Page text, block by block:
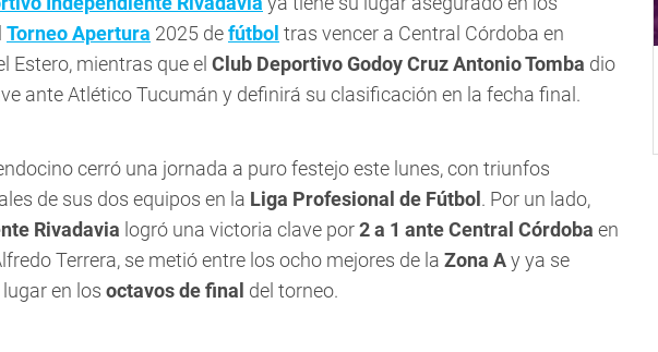
Torneo Apertura 2025 defútbol tras vencer a Central Córdoba en
Estero, mientras que el Club Deportivo Godoy Cruz Antonio Tomba dio
ante Atlético Tucumán y definirá su clasificación en la fecha final.
cerró una jornada a puro festejo este lunes, con triunfos
de sus dos equipos en la Liga Profesional de Fútbol . Por un lado,
Rivadavia logró una victoria clave por2 a 1 ante Central Córdoba en
Terrera, se metió entre los ocho mejores de la Zona Ay ya se
en los octavos de final del torneo.